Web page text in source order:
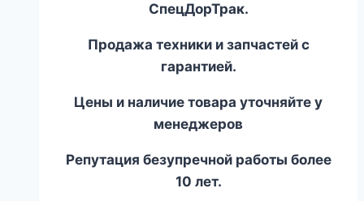
СпецДорТрак.
Продажа техники и запчастей с
гарантией.
Цены и наличие товара уточняйте у
менеджеров
Репутация безупречной работы более
10 лет.